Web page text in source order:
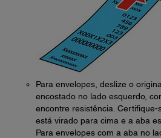
Para envelopes, deslize o
encostado no lado esquerdo,
encontre resistência.
está virado para cima e a aba
Para envelopes com a aba no